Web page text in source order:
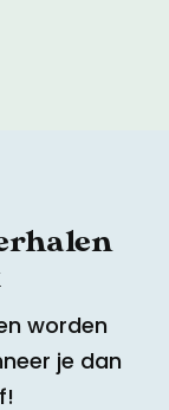
worden
je dan